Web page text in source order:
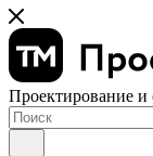
Проектирование